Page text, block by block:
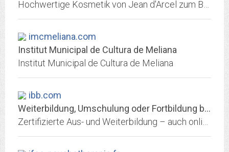
imcmeliana.com
Institut Municipal de Cultura de Meliana
Institut Municipal de Cultura de Meliana
ibb.com
Weiterbildung, Umschulung oder Fortbildung beim IBB